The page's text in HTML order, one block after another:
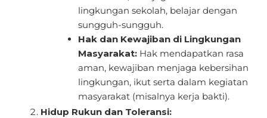
lingkungan sekolah, belajar dengan
sungguh-sungguh.
Hak dan Kewajiban di Lingkungan
Masyarakat:Hak mendapatkan rasa
aman, kewajiban menjaga kebersihan
lingkungan, ikut serta dalam kegiatan
masyarakat (misalnya kerja bakti).
Hidup Rukun dan Toleransi: